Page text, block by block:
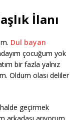
İlanı
Dul bayan
çocuğum yok
bir fazla yalnız
Oldum olası deliler
halde geçirmek